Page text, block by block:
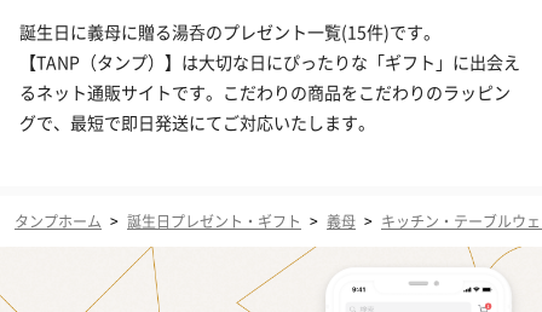
誕生日に義母に贈る湯呑のプレゼント一覧(15件)です。
【TANP（タンプ）】は大切な日にぴったりな「ギフト」に出会え
るネット通販サイトです。こだわりの商品をこだわりのラッピン
グで、最短で即日発送にてご対応いたします。
タンプホーム > 誕生日プレゼント・ギフト > 義母 > キッチン・テーブルウ